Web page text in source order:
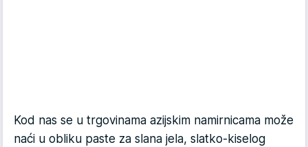
Kod nas se u trgovinama azijskim namirnicama može
naći u obliku paste za slana jela, slatko-kiselog